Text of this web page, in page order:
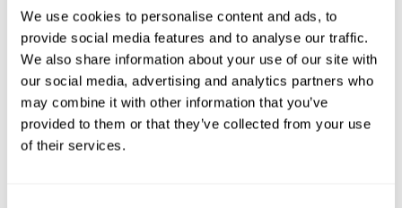
We use cookies to personalise content and ads, to
provide social media features and to analyse our traffic.
We also share information about your use of our site with
our social media, advertising and analytics partners who
may combine it with other information that you’ve
provided to them or that they’ve collected from your use
of their services.
التدريب المعرفي الجديد القائم على التلفزيون
يحسن الذاكرة العاملة والوظيفة التنفيذية
Evelyn Shatil, Jaroslava Mikulecká, Francesco Bellotti, Vladimír
Burěs - Novel Television-Based Cognitive Training Improves
Working Memory and Executive Function - PLOS ONE July 03,
2014. 10.1371/journal.pone.0101472
أقرأ نص المقال كاملاً على PubMed